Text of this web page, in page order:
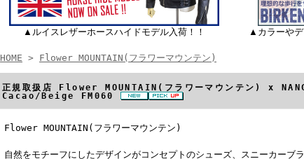
▲ルイスレザーホースハイドモデル入荷！！ ▲カラーやデ
HOME > Flower MOUNTAIN(フラワーマウンテン)
正規取扱店 Flower MOUNTAIN(フラワーマウンテン) x
Cacao/Beige FM060
Flower MOUNTAIN(フラワーマウンテン)
自然をモチーフにしたデザインがコンセプトのシューズ、スニーカー